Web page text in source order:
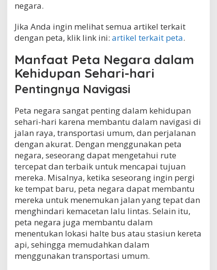
negara.
Jika Anda ingin melihat semua artikel terkait
dengan peta, klik link ini: artikel terkait peta.
Manfaat Peta Negara dalam
Kehidupan Sehari-hari
Pentingnya Navigasi
Peta negara sangat penting dalam kehidupan
sehari-hari karena membantu dalam navigasi di
jalan raya, transportasi umum, dan perjalanan
dengan akurat. Dengan menggunakan peta
negara, seseorang dapat mengetahui rute
tercepat dan terbaik untuk mencapai tujuan
mereka. Misalnya, ketika seseorang ingin pergi
ke tempat baru, peta negara dapat membantu
mereka untuk menemukan jalan yang tepat dan
menghindari kemacetan lalu lintas. Selain itu,
peta negara juga membantu dalam
menentukan lokasi halte bus atau stasiun kereta
api, sehingga memudahkan dalam
menggunakan transportasi umum.